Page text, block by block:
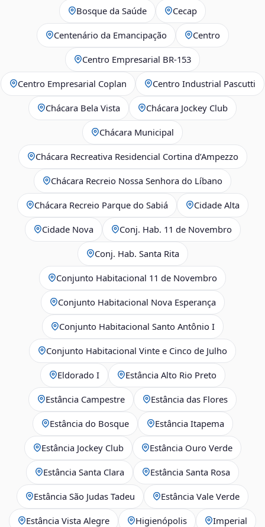
Bosque da Saúde Cecap
Centenário da Emancipação Centro
Centro Empresarial BR-153
Centro Empresarial Coplan Centro Industrial Pascutti
Chácara Bela Vista Chácara Jockey Club
Chácara Municipal
Chácara Recreativa Residencial Cortina d’Ampezzo
Chácara Recreio Nossa Senhora do Líbano
Chácara Recreio Parque do Sabiá Cidade Alta
Cidade Nova Conj. Hab. 11 de Novembro
Conj. Hab. Santa Rita
Conjunto Habitacional 11 de Novembro
Conjunto Habitacional Nova Esperança
Conjunto Habitacional Santo Antônio I
Conjunto Habitacional Vinte e Cinco de Julho
Eldorado I Estância Alto Rio Preto
Estância Campestre Estância das Flores
Estância do Bosque Estância Itapema
Estância Jockey Club Estância Ouro Verde
Estância Santa Clara Estância Santa Rosa
Estância São Judas Tadeu Estância Vale Verde
Estância Vista Alegre Higienópolis Imperial